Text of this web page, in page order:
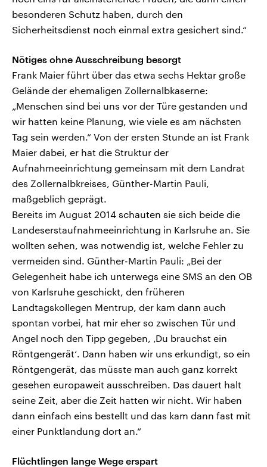
besonderen Schutz haben, durch den
Sicherheitsdienst noch einmal extra gesichert sind.“
Nötiges ohne Ausschreibung besorgt
Frank Maier führt über das etwa sechs Hektar große
Gelände der ehemaligen Zollernalbkaserne:
„Menschen sind bei uns vor der Türe gestanden und
wir hatten keine Planung, wie viele es am nächsten
Tag sein werden.“ Von der ersten Stunde an ist Frank
Maier dabei, er hat die Struktur der
Aufnahmeeinrichtung gemeinsam mit dem Landrat
des Zollernalbkreises, Günther-Martin Pauli,
maßgeblich geprägt.
Bereits im August 2014 schauten sie sich beide die
Landeserstaufnahmeeinrichtung in Karlsruhe an. Sie
wollten sehen, was notwendig ist, welche Fehler zu
vermeiden sind. Günther-Martin Pauli: „Bei der
Gelegenheit habe ich unterwegs eine SMS an den OB
von Karlsruhe geschickt, den früheren
Landtagskollegen Mentrup, der kam dann auch
spontan vorbei, hat mir eher so zwischen Tür und
Angel noch den Tipp gegeben, ‚Du brauchst ein
Röntgengerät‘. Dann haben wir uns erkundigt, so ein
Röntgengerät, das müsste man auch ganz korrekt
gesehen europaweit ausschreiben. Das dauert halt
seine Zeit, aber die Zeit hatten wir nicht. Wir haben
dann einfach eins bestellt und das kam dann fast mit
einer Punktlandung dort an.“
Flüchtlingen lange Wege erspart